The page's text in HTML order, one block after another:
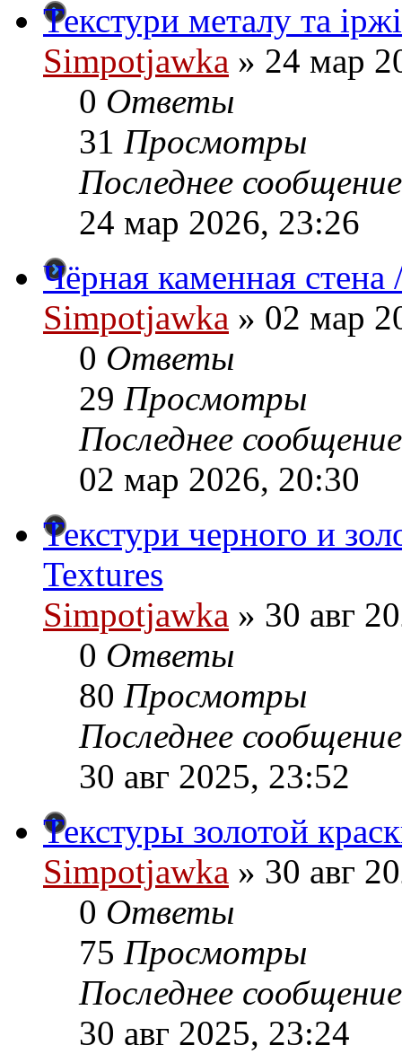
Текстури металу та
Simpotjawka » 24 мар
0 Ответы
31 Просмотры
Последнее сообщение
24 мар 2026, 23:26
Чёрная каменная
Simpotjawka » 02 мар
0 Ответы
29 Просмотры
Последнее сообщение
02 мар 2026, 20:30
Текстури черного и
Textures
Simpotjawka » 30 авг
0 Ответы
80 Просмотры
Последнее сообщение
30 авг 2025, 23:52
Текстуры золотой
Simpotjawka » 30 авг
0 Ответы
75 Просмотры
Последнее сообщение
30 авг 2025, 23:24